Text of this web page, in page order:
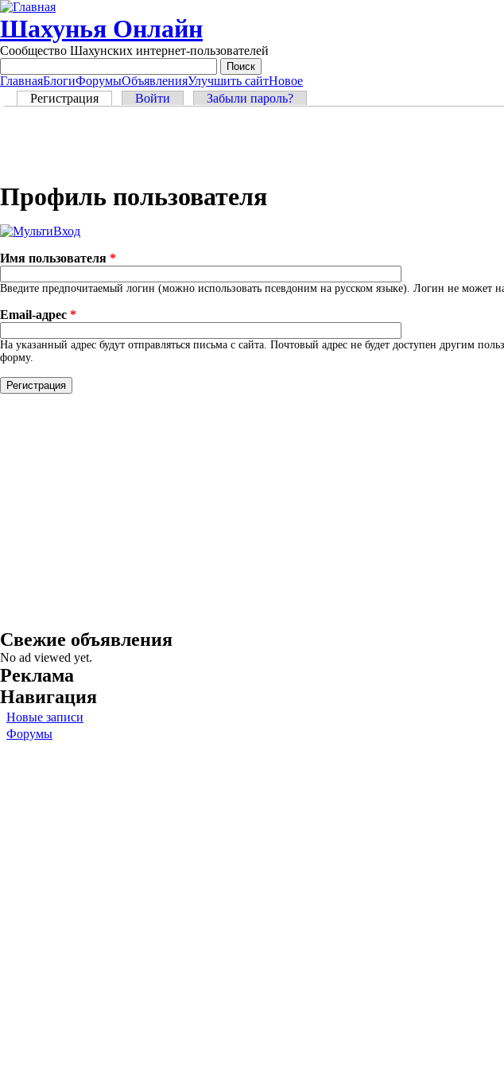
Перейти к основному содержанию
Шахунья Онлайн
Сообщество Шахунских интернет-пользователей
Main menu
ГлавнаяБлогиФорумыОбъявленияУлучшить сайтНовое
Главные вкладки
Регистрация (активная вкладка)
Войти Забыли пароль?
Профиль пользователя
Имя пользователя *
Введите предпочитаемый логин (можно использовать псевдоним на русском языке). Логин не может
Email-адрес *
На указанный адрес будут отправляться письма с сайта. Почтовый адрес не будет доступен другим
форму.
Свежие объявления
No ad viewed yet.
Реклама
Навигация
Новые записи
Форумы